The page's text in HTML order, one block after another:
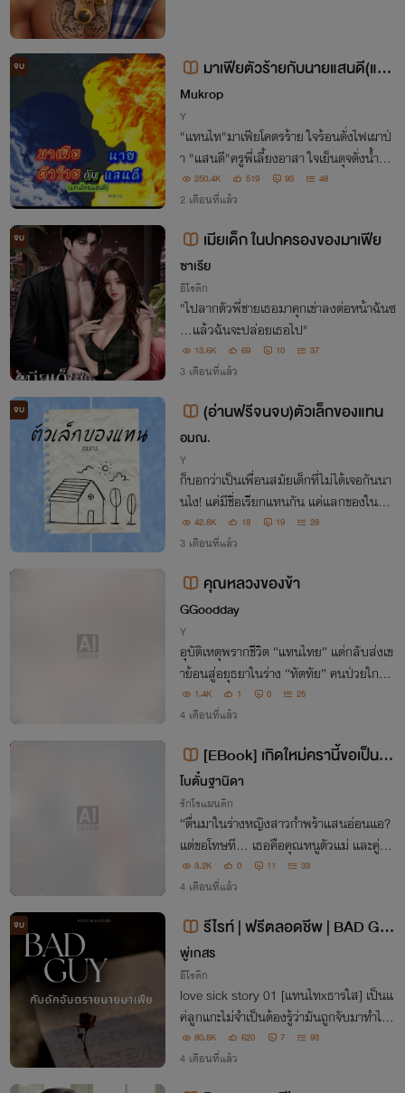
จบ
มาเฟียตัวร้ายกับนายแสนดี(แทน
ไท&แสนดี)18+
Mukrop
Y
"แทนไท"มาเฟียโคตรร้าย ใจร้อนดั่งไฟเผาป่
า "แสนดี"ครูพี่เลี้ยงอาสา ใจเย็นดุจดั่งน้ำแข็
ง เมื่อสองคนสองขั้วมาเจอกัน ความวุ่นวาย
ก็จะบังเกิด ไฟจะเผาน้ำให้เดือด หรือว่า น้ำจะ
250.4K 519 93 48
2 เดือนที่แล้ว
จบ เมียเด็ก ในปกครองของมาเฟีย
ซาเรีย
อีโรติก
"ไปลากตัวพี่ชายเธอมาคุกเข่าลงต่อหน้าฉันซ
ิ...แล้วฉันจะปล่อยเธอไป"
13.6K 69 10 37
3 เดือนที่แล้ว
จบ (อ่านฟรีจนจบ)ตัวเล็กของแทน
อมณ.
Y
ก็บอกว่าเป็นเพื่อนสมัยเด็กที่ไม่ได้เจอกันนา
นไง! แค่มีชื่อเรียกแทนกัน แค่แลกของในชา
มข้าว แค่กอดกันจนหลับไป ไม่ใช่เพื่อนตรงไ
หนล่ะวะห๊ะ?
42.8K 18 19 28
3 เดือนที่แล้ว
คุณหลวงของข้า
GGoodday
Y
อุบัติเหตุพรากชีวิต “แทนไทย” แต่กลับส่งเข
าย้อนสู่อยุธยาในร่าง “ทัตทัย” คนป่วยใกล้ต
าย จากคุณชายตกอับสู่คนรับใช้ในเรือนคุณ
หลวงผู้เย็นชา ยิ่งใกล้ ยิ่งรู้ว่าใต้ความนิ่งนั้นคื
1.4K 1 0 25
4 เดือนที่แล้ว
[EBook] เกิดใหม่ครานี้ขอเป็นส
ตรีเหนือแทนไท
โบตั๋นฐานิดา
รักโรแมนติก
“ตื่นมาในร่างหญิงสาวกำพร้าแสนอ่อนแอ?
แต่ขอโทษที... เธอคือคุณหนูตัวแม่ และคู่หมั้
น(เจ้านาย)หน้าตายคนนี้ต้องสยบแทบเท้าเธ
อเท่านั้น”
3.2K 0 11 33
4 เดือนที่แล้ว
จบ
รีไรท์ | ฟรีตลอดชีพ | BAD GU
Y กับดักอันตรายนายมาเฟีย | love
sick story 01
พู่เกสร
อีโรติก
love sick story 01 [แทนไทxธารใส] เป็นแ
ค่ลูกแกะไม่จำเป็นต้องรู้ว่ามันถูกจับมาทำไมเ
พราะมันมีไว้เพื่อมาเป็นอาหารของสิงโตเท่า
นั้น
80.8K 620 7 93
4 เดือนที่แล้ว